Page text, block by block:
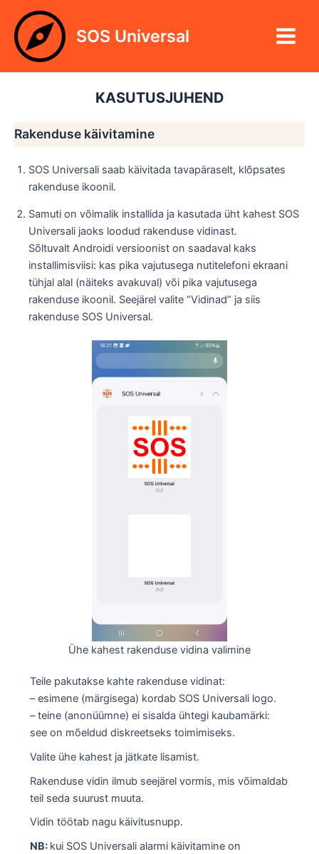
content
SOS Universal
Menu
KASUTUSJUHEND
Rakenduse käivitamine
SOS Universali saab käivitada tavapäraselt, klõpsates
rakenduse ikoonil.
Samuti on võimalik installida ja kasutada üht kahest SOS
Universali jaoks loodud rakenduse vidinast.
Sõltuvalt Androidi versioonist on saadaval kaks
installimisviisi: kas pika vajutusega nutitelefoni ekraani
tühjal alal (näiteks avakuval) või pika vajutusega
rakenduse ikoonil. Seejärel valite “Vidinad” ja siis
rakenduse SOS Universal.
Ühe kahest rakenduse vidina valimine
Teile pakutakse kahte rakenduse vidinat:
– esimene (märgisega) kordab SOS Universali logo.
– teine (anonüümne) ei sisalda ühtegi kaubamärki:
see on mõeldud diskreetseks toimimiseks.
Valite ühe kahest ja jätkate lisamist.
Rakenduse vidin ilmub seejärel vormis, mis võimaldab
teil seda suurust muuta.
Vidin töötab nagu käivitusnupp.
NB: kui SOS Universali alarmi käivitamine on